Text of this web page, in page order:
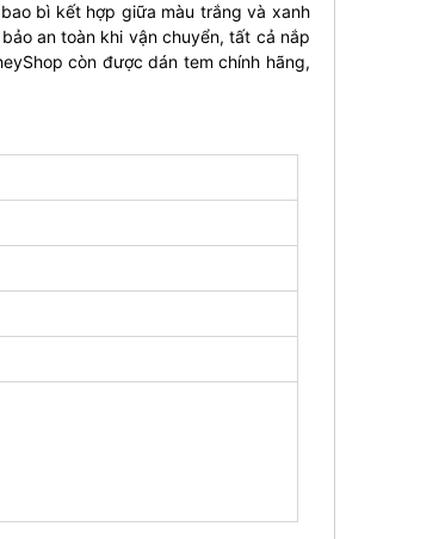
bì kết hợp giữa màu trắng và xanh
an toàn khi vận chuyển, tất cả nắp
còn được dán tem chính hãng,